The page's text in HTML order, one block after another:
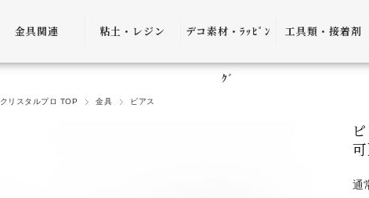
金具関連
金具
チェーン
粘土・レジン
粘土・粘土土台
レジン
デコ素材・ﾗｯﾋﾟﾝ
ｸﾞ
デコ素材
工具類・接着剤
ピンセット
ヤットコ・ニッ
接着剤・リムー
クリスタルプロ TOP 金具 ピアス
可
通